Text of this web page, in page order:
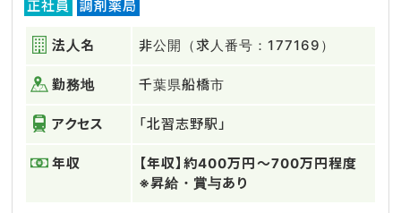
正社員 調剤薬局
法人名 非公開（求人番号：177169）
勤務地 千葉県船橋市
アクセス 「北習志野駅」
年収
【年収】約400万円～700万円程度
※昇給・賞与あり